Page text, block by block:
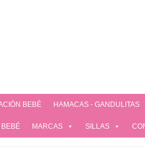
BEBÉ HAMACAS - GANDULITAS
BEBÉ MARCAS SILLAS